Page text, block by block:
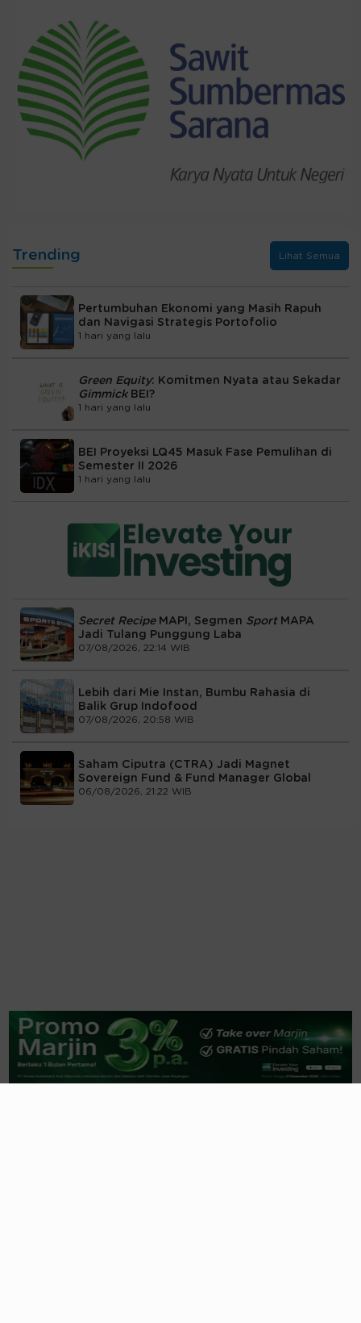
Trending Lihat Semua
Pertumbuhan Ekonomi yang Masih Rapuh
dan Navigasi Strategis Portofolio
1 hari yang lalu
Green Equity: Komitmen Nyata atau Sekadar
Gimmick BEI?
1 hari yang lalu
BEI Proyeksi LQ45 Masuk Fase Pemulihan di
Semester II 2026
1 hari yang lalu
Secret RecipeMAPI, Segmen Sport MAPA
Jadi Tulang Punggung Laba
07/08/2026, 22:14 WIB
Lebih dari Mie Instan, Bumbu Rahasia di
Balik Grup Indofood
07/08/2026, 20:58 WIB
Saham Ciputra (CTRA) Jadi Magnet
Sovereign Fund & Fund Manager Global
06/08/2026, 21:22 WIB